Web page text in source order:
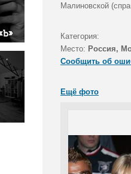
Малиновской
Категория:
Место: Россия,
Сообщить об
Ещё фото